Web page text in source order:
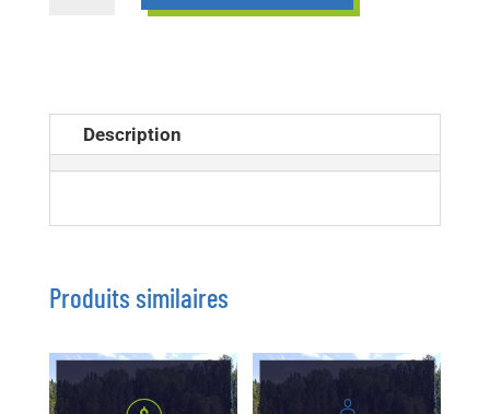
Description
Produits similaires